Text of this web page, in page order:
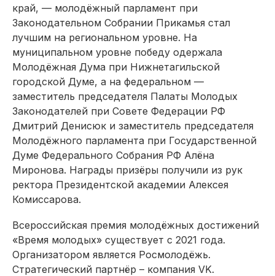
край, — молодёжный парламент при
Законодательном Собрании Прикамья стал
лучшим на региональном уровне. На
муниципальном уровне победу одержала
Молодёжная Дума при Нижнетагильской
городской Думе, а на федеральном —
заместитель председателя Палаты Молодых
Законодателей при Совете Федерации РФ
Дмитрий Денисюк и заместитель председателя
Молодёжного парламента при Государственной
Думе Федерального Собрания РФ Алёна
Миронова. Награды призёры получили из рук
ректора Президентской академии Алексея
Комиссарова.
Всероссийская премия молодёжных достижений
«Время молодых» существует с 2021 года.
Организатором является Росмолодёжь.
Стратегический партнёр – компания VK.